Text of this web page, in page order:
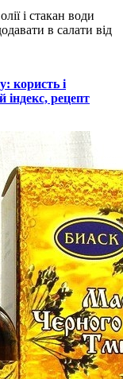
і стакан води
в салати від
користь і
індекс, рецепт